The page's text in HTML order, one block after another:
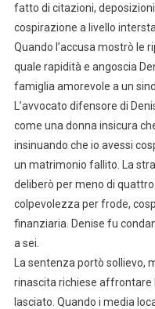
fatto di citazioni,
cospirazione a livello
Quando l’accusa mostrò le
quale rapidità e angoscia
famiglia amorevole a un
L’avvocato difensore di
come una donna insicura
insinuando che io avessi
un matrimonio fallito. La
deliberò per meno di
colpevolezza per frode,
finanziaria. Denise fu
a sei.
La sentenza portò sollievo,
rinascita richiese affrontare
lasciato. Quando i media